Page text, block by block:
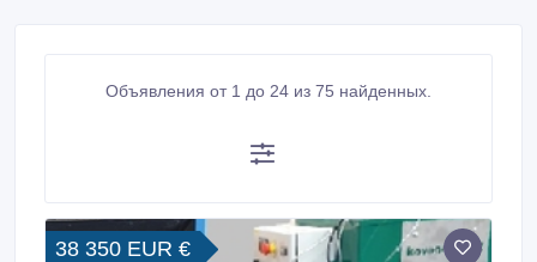
Объявления от 1 до 24 из 75 найденных.
38 350 EUR €